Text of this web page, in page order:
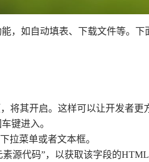
，如自动填表、下载文件等。下
将其开启。这样可以让开发者更
键进入。
拉菜单或者文本框。
源代码”，以获取该字段的HTML